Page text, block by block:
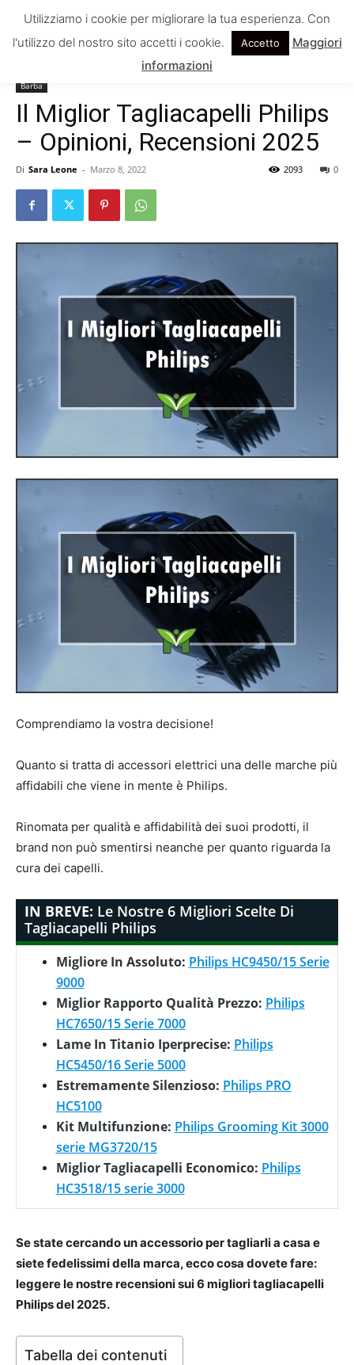
Barba
Il Miglior Tagliacapelli Philips
– Opinioni, Recensioni 2025
Di Sara Leone - Marzo 8, 2022 0
2093
Comprendiamo la vostra decisione!
Quanto si tratta di accessori elettrici una delle marche più
affidabili che viene in mente è Philips.
Rinomata per qualità e affidabilità dei suoi prodotti, il
brand non può smentirsi neanche per quanto riguarda la
cura dei capelli.
IN BREVE: Le Nostre 6 Migliori Scelte Di
Tagliacapelli Philips
Migliore In Assoluto: Philips HC9450/15 Serie
9000
Miglior Rapporto Qualità Prezzo: Philips
HC7650/15 Serie 7000
Lame In Titanio Iperprecise: Philips
HC5450/16 Serie 5000
Estremamente Silenzioso: Philips PRO
HC5100
Kit Multifunzione: Philips Grooming Kit 3000
serie MG3720/15
Miglior Tagliacapelli Economico: Philips
HC3518/15 serie 3000
Se state cercando un accessorio per tagliarli a casa e
siete fedelissimi della marca, ecco cosa dovete fare:
leggere le nostre recensioni sui 6 migliori tagliacapelli
Philips del 2025.
Tabella dei contenuti
Utilizziamo i cookie per migliorare la tua esperienza. Con
l'utilizzo del nostro sito accetti i cookie.
Accetto
Maggiori
informazioni